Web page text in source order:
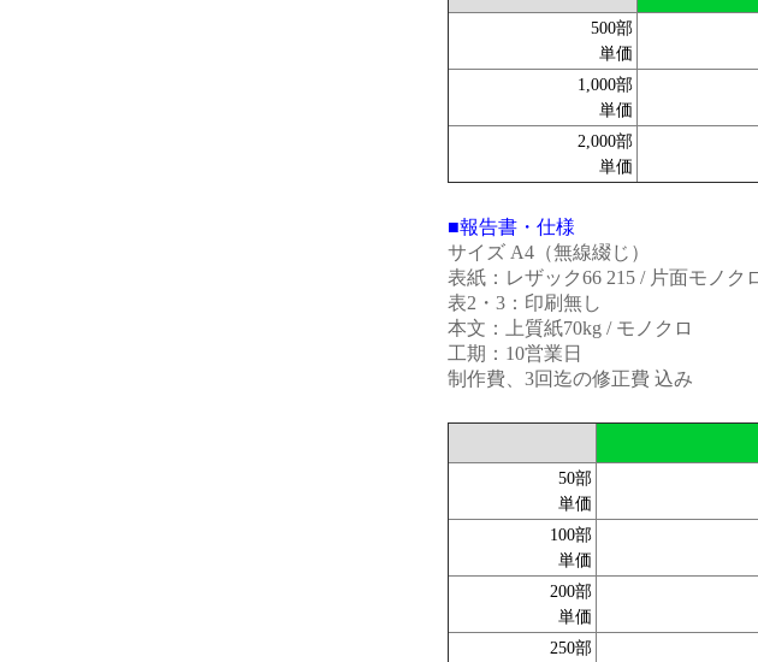
500部
単価
1,000部
単価
2,000部
単価
■報告書・仕様
サイズ A4（無線綴じ）
表紙：レザック66 215 / 片面モノク
表2・3：印刷無し
本文：上質紙70kg / モノクロ
工期：10営業日
制作費、3回迄の修正費 込み
50部
単価
100部
単価
200部
単価
250部